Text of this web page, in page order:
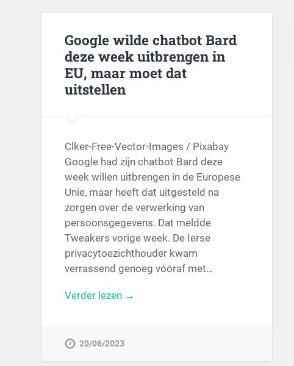
Google wilde chatbot Bard
deze week uitbrengen in
EU, maar moet dat
uitstellen
Clker-Free-Vector-Images / Pixabay
Google had zijn chatbot Bard deze
week willen uitbrengen in de Europese
Unie, maar heeft dat uitgesteld na
zorgen over de verwerking van
persoonsgegevens. Dat meldde
Tweakers vorige week. De Ierse
privacytoezichthouder kwam
verrassend genoeg vóóraf met…
Verder lezen →
20/06/2023